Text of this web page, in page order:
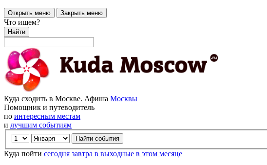
Открыть меню Закрыть меню
Что ищем?
Найти
Куда сходить в Москве. Афиша Москвы
Помощник и путеводитель
по интересным местам
и лучшим событиям
Куда пойти сегодня завтра в выходные в этом месяце